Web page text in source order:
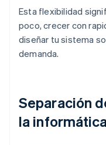
Esta flexibilidad
poco, crecer con
diseñar tu sistema
demanda.
Separación
la informática